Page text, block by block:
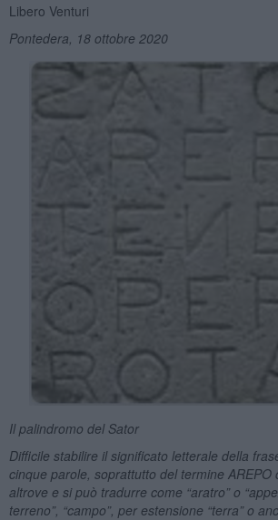
Libero Venturi
Pontedera, 18 ottobre 2020
Il palindromo del Sator
Difficile stabilire il significato letterale della
cinque parole, soprattutto del termine AREPO
altrove e si può tradurre come “aratro” o
terreno”, “campo”, per estensione “terra” o